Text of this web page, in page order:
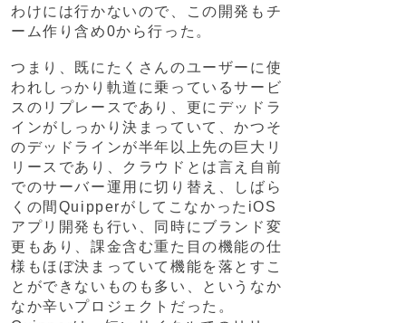
わけには行かないので、この開発もチ
ーム作り含め0から行った。
つまり、既にたくさんのユーザーに使
われしっかり軌道に乗っているサービ
スのリプレースであり、更にデッドラ
インがしっかり決まっていて、かつそ
のデッドラインが半年以上先の巨大リ
リースであり、クラウドとは言え自前
でのサーバー運用に切り替え、しばら
くの間QuipperがしてこなかったiOS
アプリ開発も行い、同時にブランド変
更もあり、課金含む重た目の機能の仕
様もほぼ決まっていて機能を落とすこ
とができないものも多い、というなか
なか辛いプロジェクトだった。